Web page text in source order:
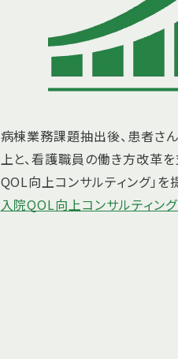
病棟業務課題抽出後、患者さ
上と、看護職員の働き方改革
QOL向上コンサルティング」を
入院QOL向上コンサルティン